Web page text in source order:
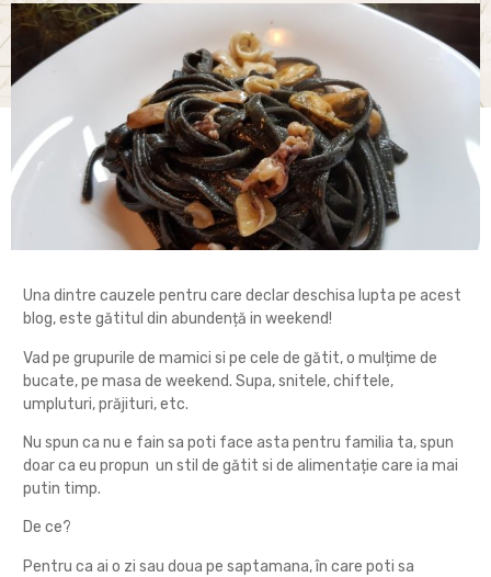
Una dintre cauzele pentru care declar deschisa lupta pe acest
blog, este gătitul din abundență in weekend!
Vad pe grupurile de mamici si pe cele de gătit, o mulțime de
bucate, pe masa de weekend. Supa, snitele, chiftele,
umpluturi, prăjituri, etc.
Nu spun ca nu e fain sa poti face asta pentru familia ta, spun
doar ca eu propun un stil de gătit si de alimentație care ia mai
putin timp.
De ce?
Pentru ca ai o zi sau doua pe saptamana, în care poti sa